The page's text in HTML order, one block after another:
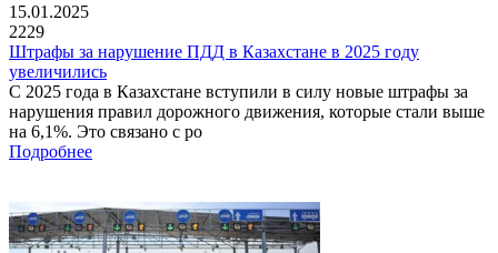
15.01.2025
2229
Штрафы за нарушение ПДД в Казахстане в 2025 году
увеличились
С 2025 года в Казахстане вступили в силу новые штрафы за
нарушения правил дорожного движения, которые стали выше
на 6,1%. Это связано с ро
Подробнее